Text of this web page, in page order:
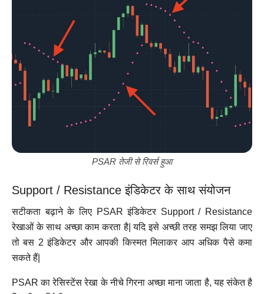
PSAR तेजी से रिवर्स हुआ
Support / Resistance इंडिकेटर के साथ संयोजन
सटीकता बढ़ाने के लिए PSAR इंडिकेटर Support / Resistance
रेखाओं के साथ अच्छा काम करता है| यदि इसे अच्छी तरह समझ लिया जाए
तो बस 2 इंडिकेटर और आपकी किस्मत मिलाकर आप अधिक पैसे कमा
सकते हैं|
PSAR का रेसिस्टेंस रेखा के नीचे गिरना अच्छा माना जाता है, यह संकेत है